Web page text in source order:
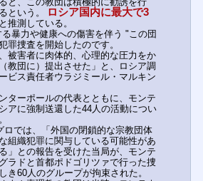
という。
ロシア国内に最大で3
推測している。
暴力や健康への傷害を伴う "この団
罪捜査を開始したのです。
被害者に肉体的、心理的な圧力をか
教団に）提出させた」と、ロシア調
ビス責任者ウラジミール・マルキン
ターポールの代表とともに、モンテ
アに強制送還した44人の活動につい
ロでは、「外国の閉鎖的な宗教団体
組織犯罪に関与している可能性があ
」との報告を受けた当局が、モンテ
ラドと首都ポドゴリツァで行った捜
き60人のグループが拘束された。